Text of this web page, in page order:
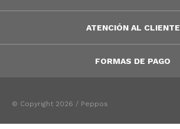
ATENCIÓN AL CLIENTE
FORMAS DE PAGO
© Copyright 2026 / Peppos